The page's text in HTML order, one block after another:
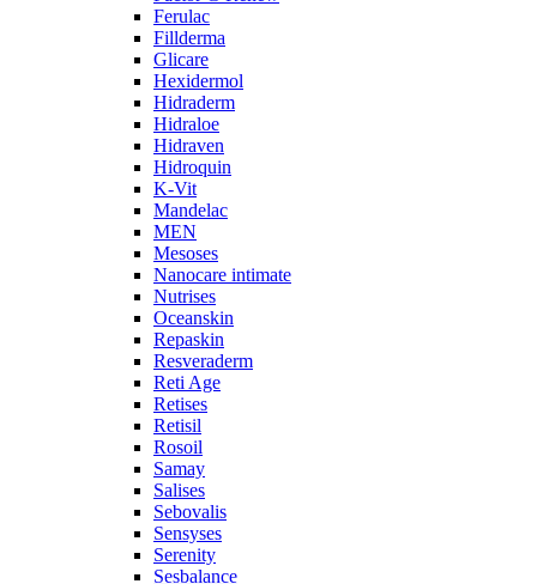
Ferulac
Fillderma
Glicare
Hexidermol
Hidraderm
Hidraloe
Hidraven
Hidroquin
K-Vit
Mandelac
MEN
Mesoses
Nanocare intimate
Nutrises
Oceanskin
Repaskin
Resveraderm
Reti Age
Retises
Retisil
Rosoil
Samay
Salises
Sebovalis
Sensyses
Serenity
Sesbalance